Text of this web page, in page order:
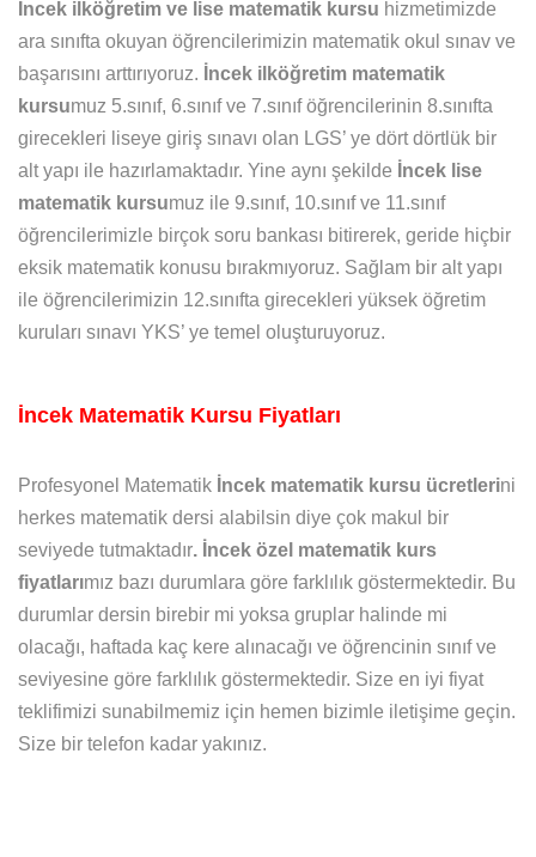
İncek ilköğretim ve lise matematik kursu hizmetimizde
ara sınıfta okuyan öğrencilerimizin matematik okul sınav ve
başarısını arttırıyoruz. İncek ilköğretim matematik
kursumuz 5.sınıf, 6.sınıf ve 7.sınıf öğrencilerinin 8.sınıfta
girecekleri liseye giriş sınavı olan LGS’ ye dört dörtlük bir
alt yapı ile hazırlamaktadır. Yine aynı şekilde İncek lise
matematik kursumuz ile 9.sınıf, 10.sınıf ve 11.sınıf
öğrencilerimizle birçok soru bankası bitirerek, geride hiçbir
eksik matematik konusu bırakmıyoruz. Sağlam bir alt yapı
ile öğrencilerimizin 12.sınıfta girecekleri yüksek öğretim
kuruları sınavı YKS’ ye temel oluşturuyoruz.
İncek Matematik Kursu Fiyatları
Profesyonel Matematik İncek matematik kursu ücretlerini
herkes matematik dersi alabilsin diye çok makul bir
seviyede tutmaktadır. İncek özel matematik kurs
fiyatlarımız bazı durumlara göre farklılık göstermektedir. Bu
durumlar dersin birebir mi yoksa gruplar halinde mi
olacağı, haftada kaç kere alınacağı ve öğrencinin sınıf ve
seviyesine göre farklılık göstermektedir. Size en iyi fiyat
teklifimizi sunabilmemiz için hemen bizimle iletişime geçin.
Size bir telefon kadar yakınız.